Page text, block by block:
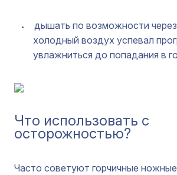
дышать по возможности
холодный воздух успевал
увлажниться до попадания в
Что использовать с
осторожностью?
Часто советуют горчичные